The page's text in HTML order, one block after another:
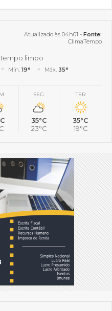
Atualizado às 04h01 - Fonte:
ClimaTempo
Tempo limpo
Mín.19° Máx. 35°
SEG
35°C
23°C
TER
35°C
19°C